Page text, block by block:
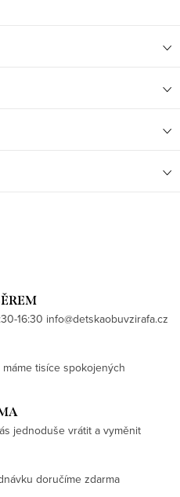
16:30 info@detskaobuvzirafa.cz
tisíce spokojených
jednoduše vrátit a vyměnit
doručíme zdarma